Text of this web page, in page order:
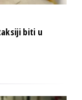
biti u